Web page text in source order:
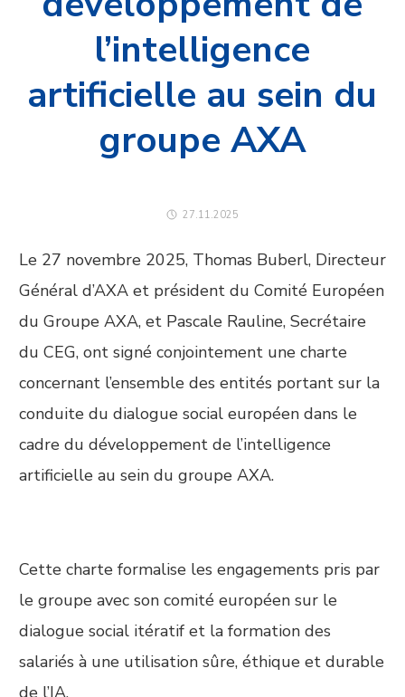
l’intelligence
artificielle au sein du
groupe AXA
27.11.2025
Le 27 novembre 2025, Thomas Buberl, Directeur
Général d’AXA et président du Comité Européen
du Groupe AXA, et Pascale Rauline, Secrétaire
du CEG, ont signé conjointement une charte
concernant l’ensemble des entités portant sur la
conduite du dialogue social européen dans le
cadre du développement de l’intelligence
artificielle au sein du groupe AXA.
Cette charte formalise les engagements pris par
le groupe avec son comité européen sur le
dialogue social itératif et la formation des
salariés à une utilisation sûre, éthique et durable
de l’IA.